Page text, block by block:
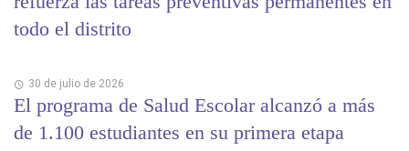
todo el distrito
30 de julio de 2026
El programa de Salud Escolar alcanzó a más
de 1.100 estudiantes en su primera etapa